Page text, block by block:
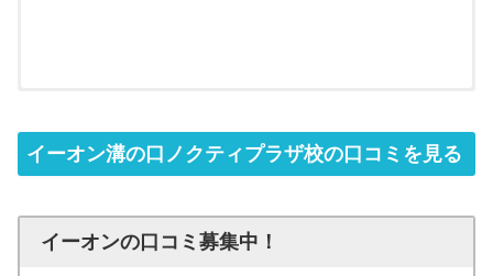
イーオン溝の口ノクティプラザ校の口コミを見る
イーオンの口コミ募集中！